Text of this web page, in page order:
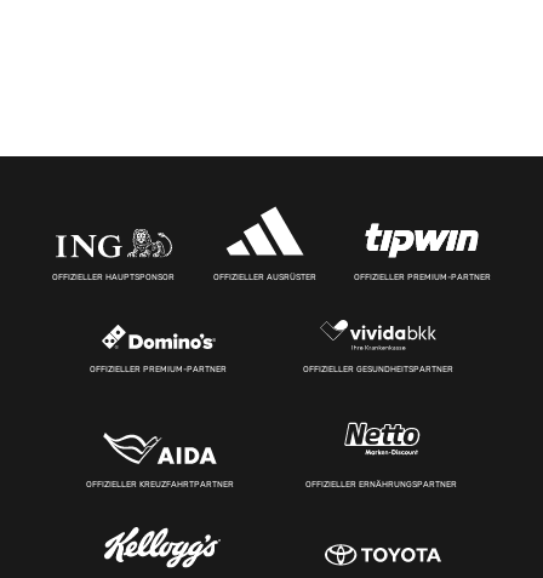
OFFIZIELLER HAUPTSPONSOR OFFIZIELLER AUSRÜSTER OFFIZIELLER PREMIUM-PARTNER
OFFIZIELLER PREMIUM-PARTNER OFFIZIELLER GESUNDHEITSPARTNER
OFFIZIELLER KREUZFAHRTPARTNER OFFIZIELLER ERNÄHRUNGSPARTNER